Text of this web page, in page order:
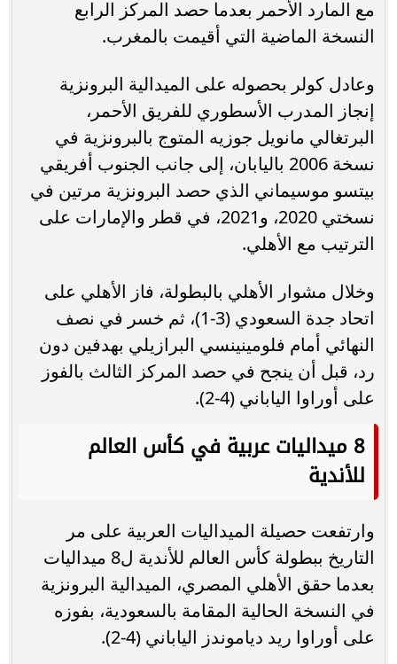
مع المارد الأحمر بعدما حصد المركز الرابع
النسخة الماضية التي أقيمت بالمغرب.
وعادل كولر بحصوله على الميدالية البرونزية
إنجاز المدرب الأسطوري للفريق الأحمر،
البرتغالي مانويل جوزيه المتوج بالبرونزية في
نسخة 2006 باليابان، إلى جانب الجنوب أفريقي
بيتسو موسيماني الذي حصد البرونزية مرتين في
نسختي 2020، و2021، في قطر والإمارات على
الترتيب مع الأهلي.
وخلال مشوار الأهلي بالبطولة، فاز الأهلي على
اتحاد جدة السعودي (3-1)، ثم خسر في نصف
النهائي أمام فلومينينسي البرازيلي بهدفين دون
رد، قبل أن ينجح في حصد المركز الثالث بالفوز
على أوراوا الياباني (4-2).
8 ميداليات عربية في كأس العالم
للأندية
وارتفعت حصيلة الميداليات العربية على مر
التاريخ ببطولة كأس العالم للأندية ل8 ميداليات
بعدما حقق الأهلي المصري، الميدالية البرونزية
في النسخة الحالية المقامة بالسعودية، بفوزه
على أوراوا ريد دياموندز الياباني (4-2).